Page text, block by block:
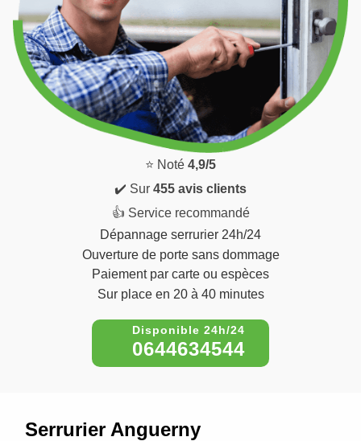
⭐ Noté 4,9/5
✔️ Sur 455 avis clients
👍 Service recommandé
Dépannage serrurier 24h/24
Ouverture de porte sans dommage
Paiement par carte ou espèces
Sur place en 20 à 40 minutes
0644634544
Serrurier Anguerny